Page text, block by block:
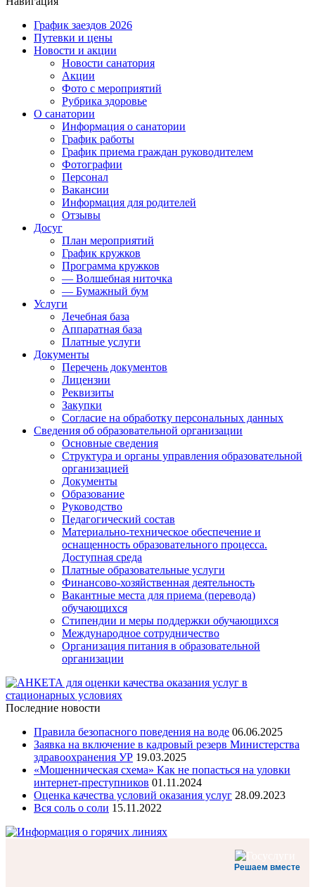
График заездов 2026
Путевки и цены
Новости и акции
Новости санатория
Акции
Фото с мероприятий
Рубрика здоровье
О санатории
Информация о санатории
График работы
График приема граждан руководителем
Фотографии
Персонал
Вакансии
Информация для родителей
Отзывы
Досуг
План мероприятий
График кружков
Программа кружков
— Волшебная ниточка
— Бумажный бум
Услуги
Лечебная база
Аппаратная база
Платные услуги
Документы
Перечень документов
Лицензии
Реквизиты
Закупки
Согласие на обработку персональных данных
Сведения об образовательной организации
Основные сведения
Структура и органы управления образовательной
организацией
Документы
Образование
Руководство
Педагогический состав
Материально-техническое обеспечение и
оснащенность образовательного процесса.
Доступная среда
Платные образовательные услуги
Финансово-хозяйственная деятельность
Вакантные места для приема (перевода)
обучающихся
Стипендии и меры поддержки обучающихся
Международное сотрудничество
Организация питания в образовательной
организации
Последние новости
Правила безопасного поведения на воде 06.06.2025
Заявка на включение в кадровый резерв Министерства
здравоохранения УР 19.03.2025
«Мошенническая схема» Как не попасться на уловки
интернет-преступников 01.11.2024
Оценка качества условий оказания услуг 28.09.2023
Вся соль о соли 15.11.2022
Решаем вместе